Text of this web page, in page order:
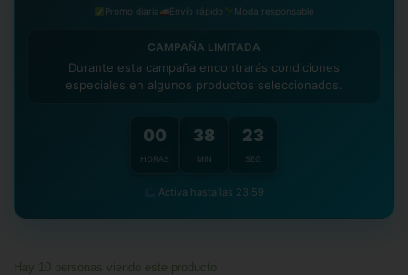
El plazo habitual de fabricación es de5 a 7 días. Te
compensamos las emisiones asociadas a fabricación y
transporte para aproximarnos a una
Promo diaria Envío rápido Moda responsable
CAMPAÑA LIMITADA
Durante esta campaña encontrarás condiciones
especiales en algunos productos seleccionados.
00
HORAS
38
MIN
22
SEG
Activa hasta las 23:59
Hay 10 personas viendo este producto